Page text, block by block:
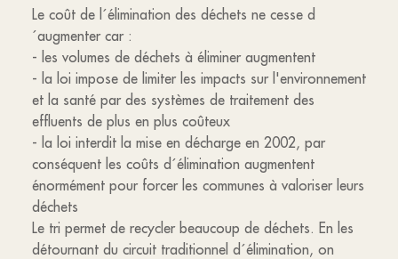
Le coût de l´élimination des déchets ne cesse d
´augmenter car :
- les volumes de déchets à éliminer augmentent
- la loi impose de limiter les impacts sur l'environnement
et la santé par des systèmes de traitement des
effluents de plus en plus coûteux
- la loi interdit la mise en décharge en 2002, par
conséquent les coûts d´élimination augmentent
énormément pour forcer les communes à valoriser leurs
déchets
Le tri permet de recycler beaucoup de déchets. En les
détournant du circuit traditionnel d´élimination, on